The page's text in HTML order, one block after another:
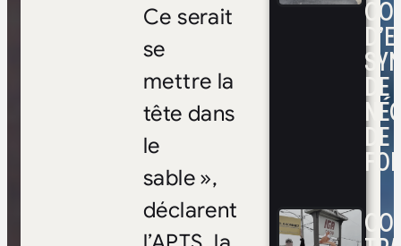
DE
DE
FOI
Ce serait
se
mettre la
tête dans
le
sable »,
déclarent